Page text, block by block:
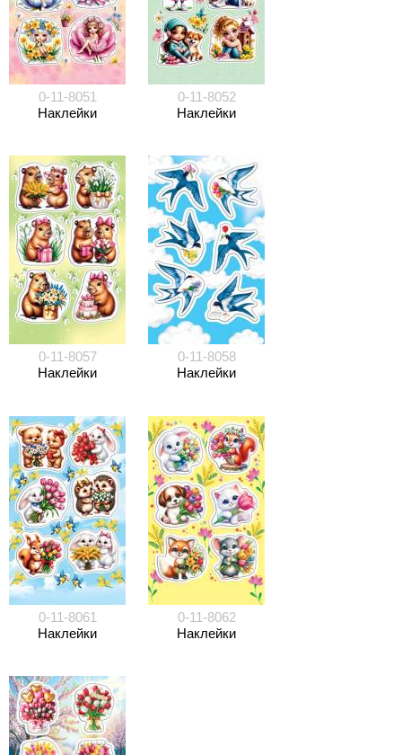
0-11-8051
Наклейки
0-11-8052
Наклейки
0-11-8057
Наклейки
0-11-8058
Наклейки
0-11-8061
Наклейки
0-11-8062
Наклейки